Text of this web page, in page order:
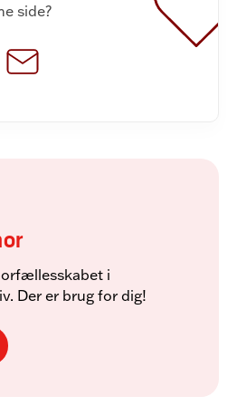
side?
i
Der er brug for dig!